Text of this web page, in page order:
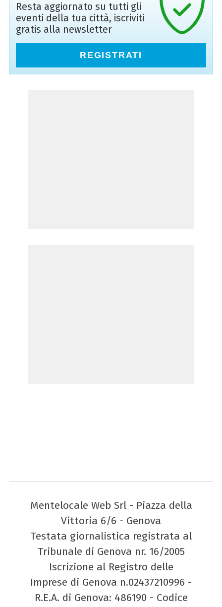
Resta aggiornato su tutti gli
eventi della tua città, iscriviti
gratis alla newsletter
REGISTRATI
Mentelocale Web Srl - Piazza della
Vittoria 6/6 - Genova
Testata giornalistica registrata al
Tribunale di Genova nr. 16/2005
Iscrizione al Registro delle
Imprese di Genova n.02437210996 -
R.E.A. di Genova: 486190 - Codice